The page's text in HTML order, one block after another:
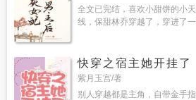
全文已完结，喜欢小甜饼的小
线，保甜林乔穿越了，穿进了
快穿之宿主她开挂了
紫月玉宫/著
别人穿越都是主角，自带金手